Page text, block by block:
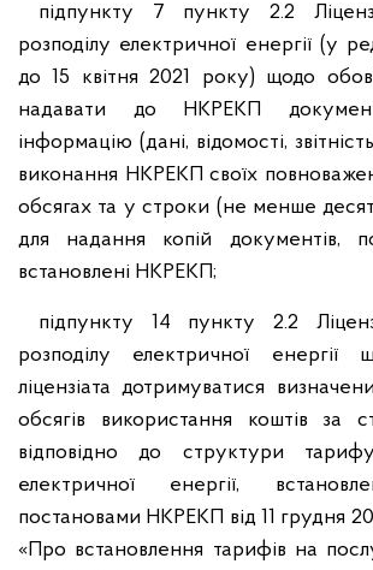
підпункту 7 пункту 2.2
розподілу електричної енергії (у
до 15 квітня 2021 року) щодо
надавати до НКРЕКП
інформацію (дані, відомості,
виконання НКРЕКП своїх
обсягах та у строки (не менше
для надання копій документів,
встановлені НКРЕКП;
підпункту 14 пункту 2.2
розподілу електричної енергії
ліцензіата дотримуватися
обсягів використання коштів за
відповідно до структури
електричної енергії,
постановами НКРЕКП від 11 грудня
«Про встановлення тарифів на